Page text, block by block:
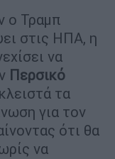
ο Τραμπ
στις ΗΠΑ, η
να
Περσικό
τα
για τον
ότι θα
να